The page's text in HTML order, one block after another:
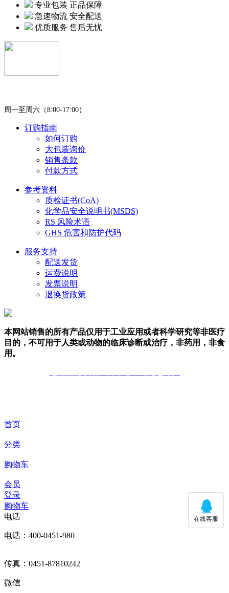
专业包装 正品保障
急速物流 安全配送
优质服务 售后无忧
周一至周六（8:00-17:00）
订购指南
如何订购
大包装询价
销售条款
付款方式
参考资料
质检证书(CoA)
化学品安全说明书(MSDS)
RS 风险术语
GHS 危害和防护代码
服务支持
配送发货
运费说明
发票说明
退换货政策
本网站销售的所有产品仅用于工业应用或者科学研究等非医疗
目的，不可用于人类或动物的临床诊断或治疗，非药用，非食
用。
首页
分类
购物车
会员
登录
购物车
电话
电话：400-0451-980
传真：0451-87810242
微信